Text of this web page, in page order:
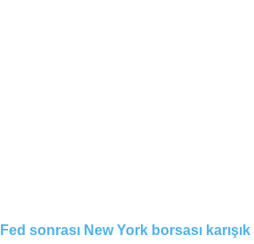
Fed sonrası New York borsası